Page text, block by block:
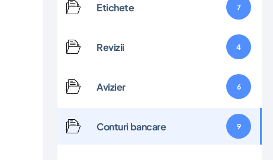
Etichete 7
Revizii 4
Avizier 6
Conturi bancare 9